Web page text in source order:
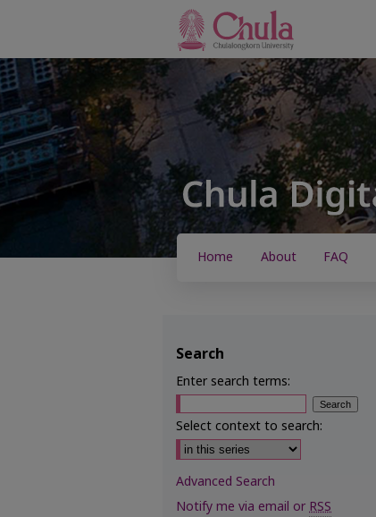
Home About FAQ
Search
Enter search terms:
Select context to search:
Advanced Search
Notify me via email or RSS